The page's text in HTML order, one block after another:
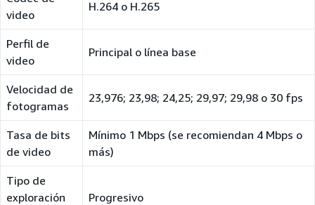
video
H.264 o H.265
Perfil de
video
Principal o línea base
Velocidad de
fotogramas
23,976; 23,98; 24,25; 29,97; 29,98 o 30 fps
Tasa de bits
de video
Mínimo 1 Mbps (se recomiendan 4 Mbps o
más)
Tipo de
exploración
Progresivo